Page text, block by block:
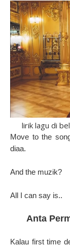
lirik lagu di
Move to the
diaa.
And the muzik?
All I can say is..
Anta
Kalau first time